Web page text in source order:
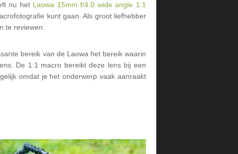
nu het Laowa 15mm f/4.0 wide angle 1:1
kunt gaan. Als groot liefhebber
te reviewen.
bereik van de Laowa het bereik waarin
De 1:1 macro bereikt deze lens bij een
omdat je het onderwerp vaak aanraakt